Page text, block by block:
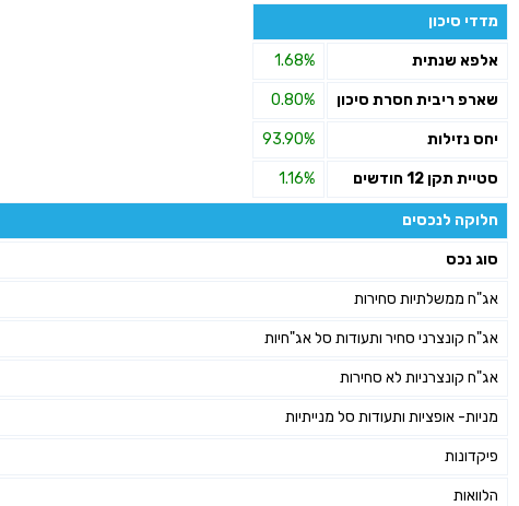
מדדי סיכון
אלפא שנתית 1.68%
שארפ ריבית חסרת סיכון 0.80%
יחס נזילות 93.90%
סטיית תקן 12 חודשים 1.16%
חלוקה לנכסים
סוג נכס
אג"ח ממשלתיות סחירות
אג"ח קונצרני סחיר ותעודות סל אג"חיות
אג"ח קונצרניות לא סחירות
מניות- אופציות ותעודות סל מנייתיות
פיקדונות
הלוואות